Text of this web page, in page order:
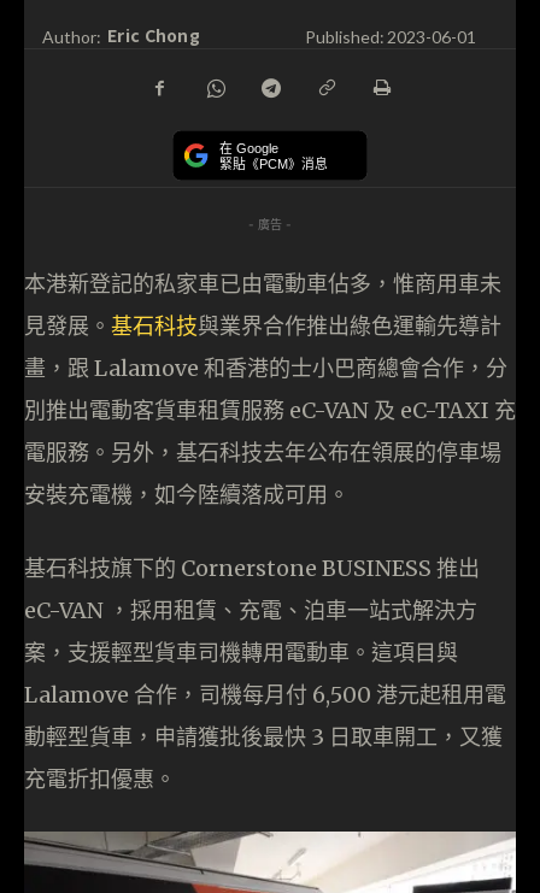
Author: Eric Chong Published: 2023-06-01
在 Google
緊貼《PCM》消息
- 廣告 -
本港新登記的私家車已由電動車佔多，惟商用車未
見發展。 基石科技與業界合作推出綠色運輸先導計
畫，跟 Lalamove 和香港的士小巴商總會合作，分
別推出電動客貨車租賃服務 eC-VAN 及 eC-TAXI 充
電服務。另外，基石科技去年公布在領展的停車場
安裝充電機，如今陸續落成可用。
基石科技旗下的 Cornerstone BUSINESS 推出
eC-VAN ，採用租賃、充電、泊車一站式解決方
案，支援輕型貨車司機轉用電動車。這項目與
Lalamove 合作，司機每月付 6,500 港元起租用電
動輕型貨車，申請獲批後最快 3 日取車開工，又獲
充電折扣優惠。